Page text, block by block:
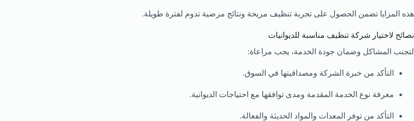
هذه المزايا تضمن الحصول على تجربة تنظيف مريحة ونتائج مرضية تدوم لفترة طويلة.
نصائح لاختيار شركة تنظيف مناسبة للديوانيات
لتجنب المشاكل وضمان جودة الخدمة، يجب مراعاة:
التأكد من خبرة الشركة ومصداقيتها في السوق.
معرفة نوع الخدمة المقدمة ومدى توافقها مع احتياجات الديوانية.
التأكد من توفر المعدات والمواد الحديثة والفعالة.